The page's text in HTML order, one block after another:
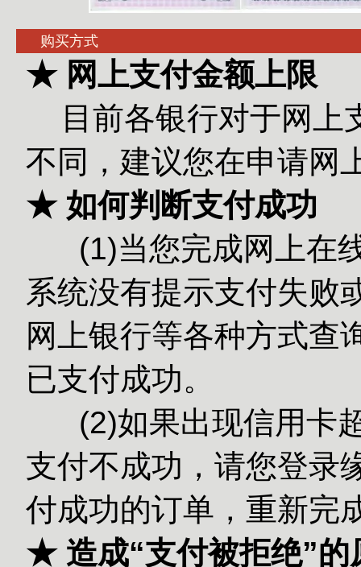
购买方式
★ 网上支付金额上限
目前各银行对于网
不同，建议您在申请网
★ 如何判断支付成功
(1)当您完成网上在线
系统没有提示支付失败
网上银行等各种方式查
已支付成功。
(2)如果出现信用卡超
支付不成功，请您登录
付成功的订单，重新完
★ 造成“支付被拒绝”的